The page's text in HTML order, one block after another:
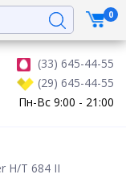
(33) 645-44-55
(29) 645-44-55
Пн-Вс 9:00 - 21:00
0
H/T 684 II